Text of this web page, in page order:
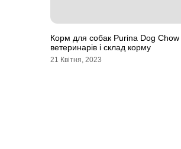
Корм для собак Purina Dog Chow
ветеринарів і склад корму
21 Квітня, 2023